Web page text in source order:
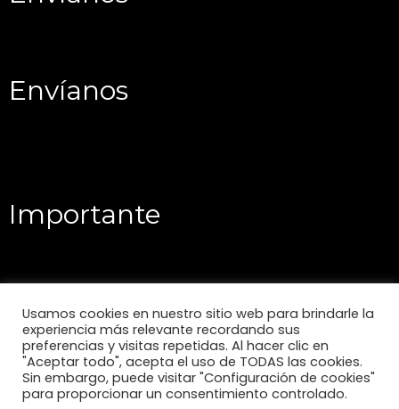
Envíanos
Importante
Usamos cookies en nuestro sitio web para brindarle la
experiencia más relevante recordando sus
preferencias y visitas repetidas. Al hacer clic en
"Aceptar todo", acepta el uso de TODAS las cookies.
Sin embargo, puede visitar "Configuración de cookies"
para proporcionar un consentimiento controlado.